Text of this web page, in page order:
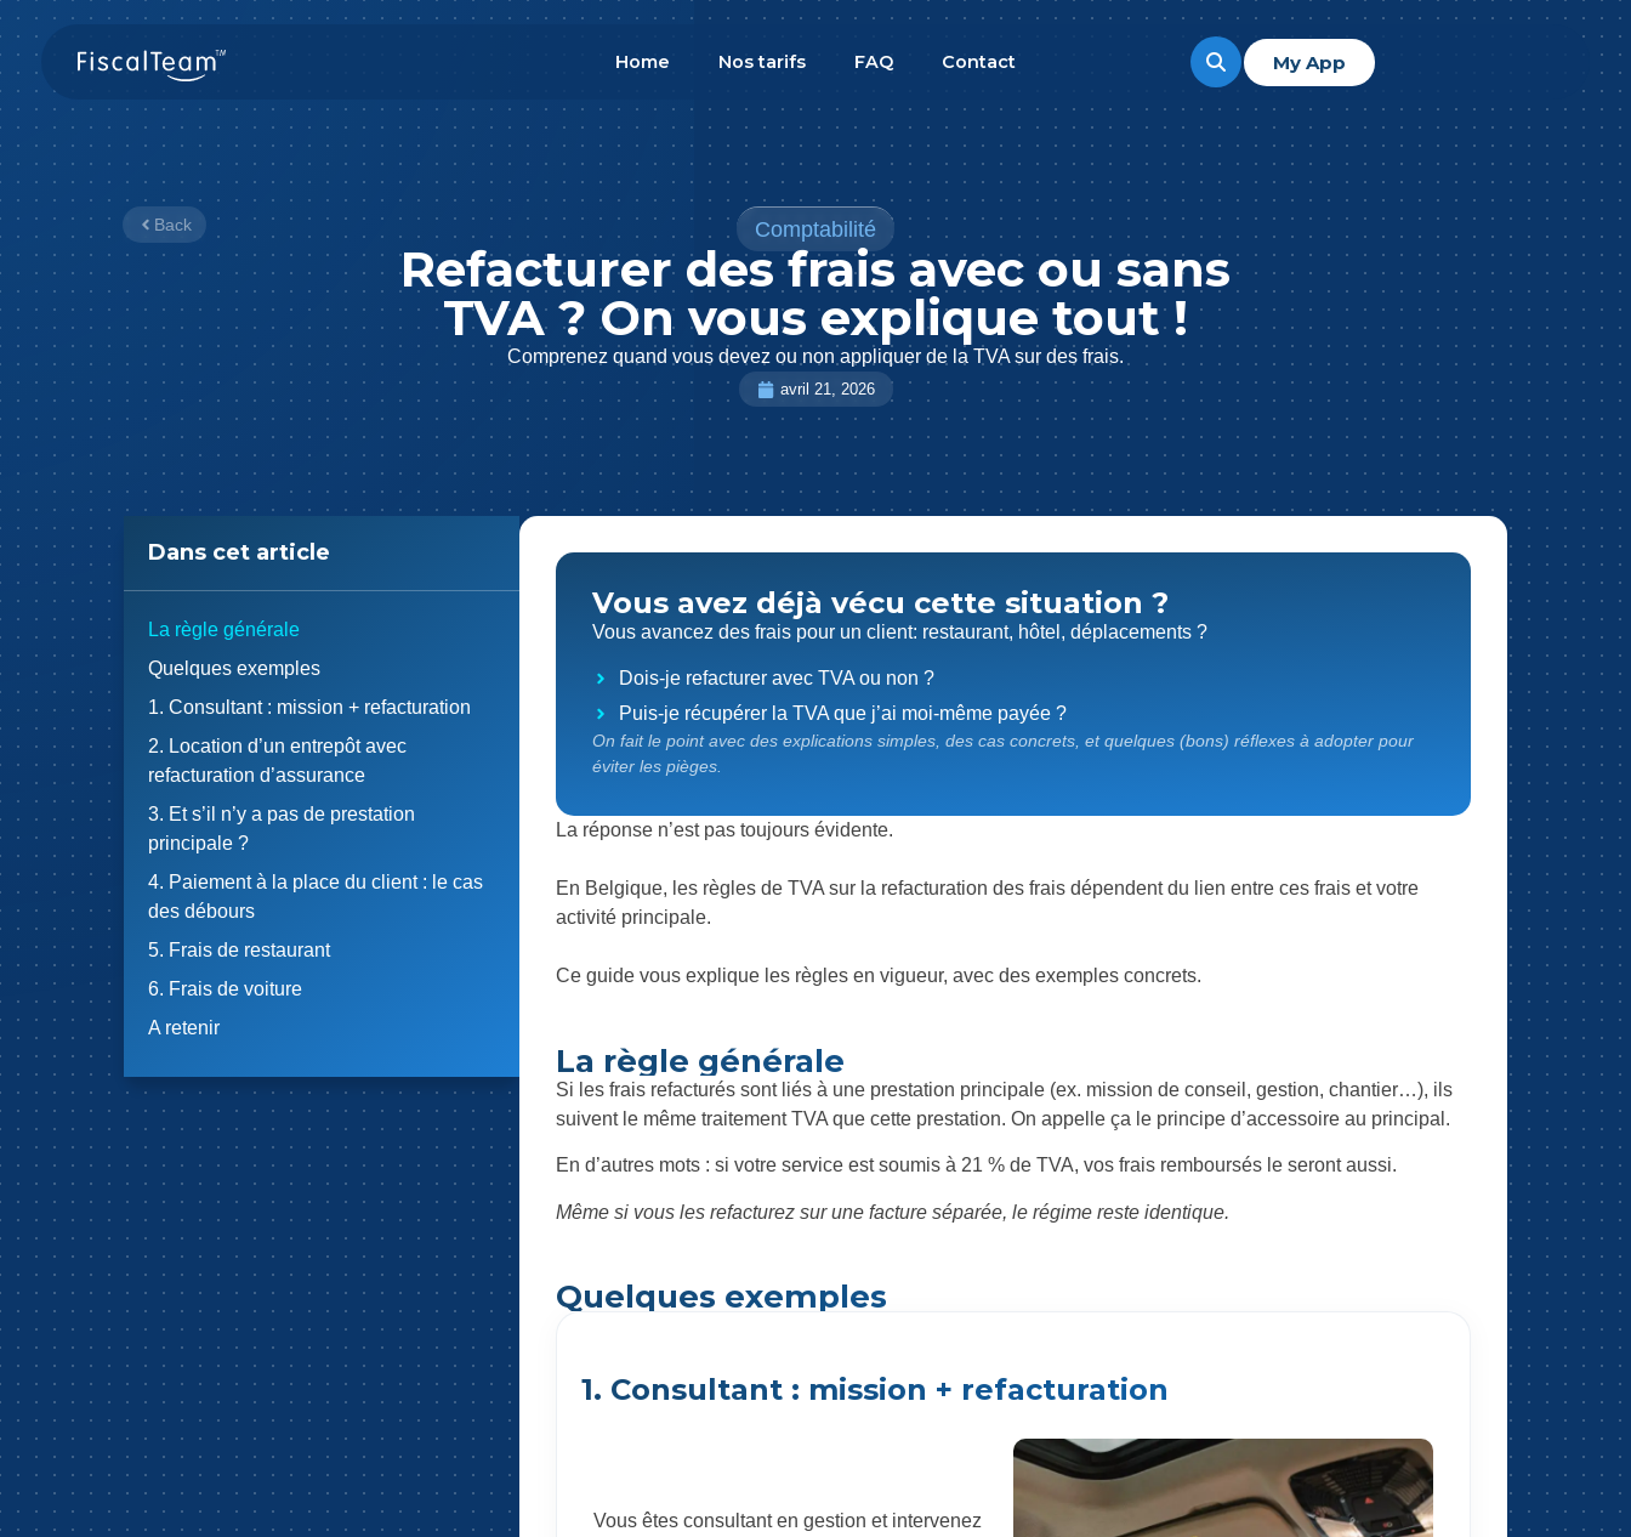
Home Nos tarifs FAQ Contact My App
Back Comptabilité
Refacturer des frais avec ou sans
TVA ? On vous explique tout !
Comprenez quand vous devez ou non appliquer de la TVA sur des frais.
avril 21, 2026
Dans cet article
La règle générale
Quelques exemples
1. Consultant : mission + refacturation
2. Location d’un entrepôt avec
refacturation d’assurance
3. Et s’il n’y a pas de prestation
principale ?
4. Paiement à la place du client : le cas
des débours
5. Frais de restaurant
6. Frais de voiture
A retenir
Vous avez déjà vécu cette situation ?
Vous avancez des frais pour un client: restaurant, hôtel, déplacements ?
Dois-je refacturer avec TVA ou non ?
Puis-je récupérer la TVA que j’ai moi-même payée ?
On fait le point avec des explications simples, des cas concrets, et quelques (bons) réflexes à adopter pour
éviter les pièges.
La réponse n’est pas toujours évidente.
En Belgique, les règles de TVA sur la refacturation des frais dépendent du lien entre ces frais et votre
activité principale.
Ce guide vous explique les règles en vigueur, avec des exemples concrets.
La règle générale
Si les frais refacturés sont liés à une prestation principale (ex. mission de conseil, gestion, chantier…), ils
suivent le même traitement TVA que cette prestation. On appelle ça le principe d’accessoire au principal.
En d’autres mots : si votre service est soumis à 21 % de TVA, vos frais remboursés le seront aussi.
Même si vous les refacturez sur une facture séparée, le régime reste identique.
Quelques exemples
1. Consultant : mission + refacturation
Vous êtes consultant en gestion et intervenez